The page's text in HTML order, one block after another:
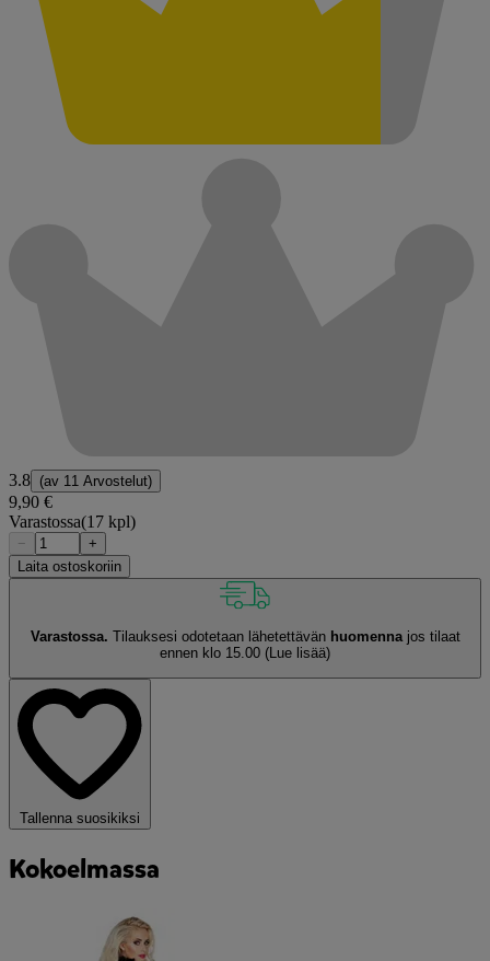
3.8 (av 11 Arvostelut)
9,90 €
Varastossa(17 kpl)
−
+
Laita ostoskoriin
Varastossa. Tilauksesi odotetaan lähetettävän huomennajos tilaat
ennen klo 15.00 (Lue lisää)
Tallenna suosikiksi
Kokoelmassa